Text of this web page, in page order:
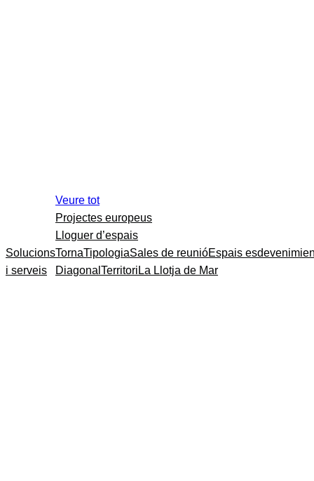
Solucions
i serveis
Veure tot
Projectes europeus
Lloguer d’espais
TornaTipologiaSales de reunióEspais
Diagonal Territori La Llotja de Mar